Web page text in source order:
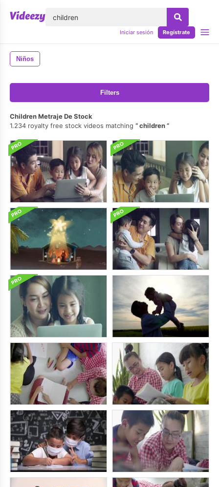
Iniciar sesión Regístrate
Niños
Filters
Children Metraje De Stock
1.234 royalty free stock videos matching
children